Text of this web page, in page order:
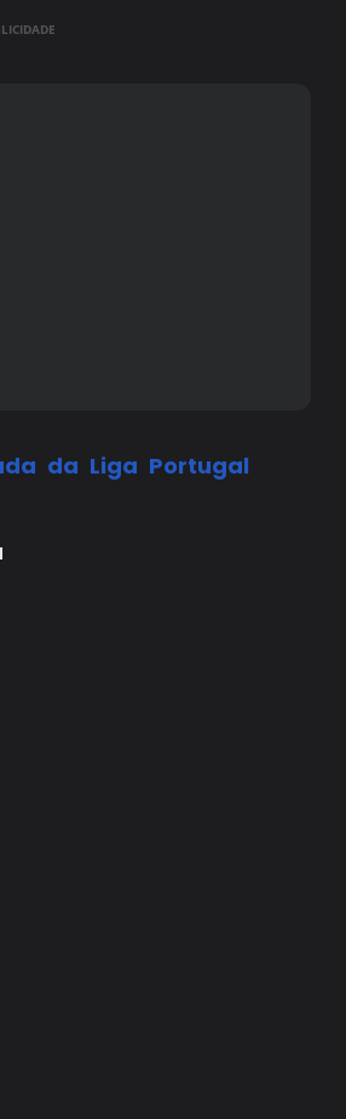
da Liga Portugal